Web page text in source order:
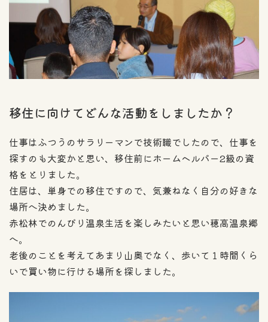
移住に向けてどんな活動をしましたか？
仕事はふつうのサラリーマンで技術職でしたので、仕事を
探すのも大変かと思い、移住前にホームヘルパー2級の資
格をとりました。
住居は、単身での移住ですので、気兼ねなく自分の好きな
場所へ決めました。
赤松林でのんびり温泉生活を楽しみたいと思い穂高温泉郷
へ。
老後のことを考えてあまり山奥でなく、歩いて１時間くら
いで買い物に行ける場所を探しました。